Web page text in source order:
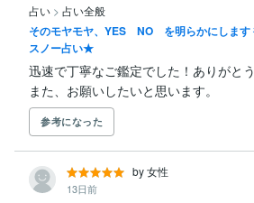
占い > 占い全般
そのモヤモヤ、YES NO を明らかにします
スノー占い★
迅速で丁寧なご鑑定でした！ありがとう
また、お願いしたいと思います。
参考になった
by 女性
13日前